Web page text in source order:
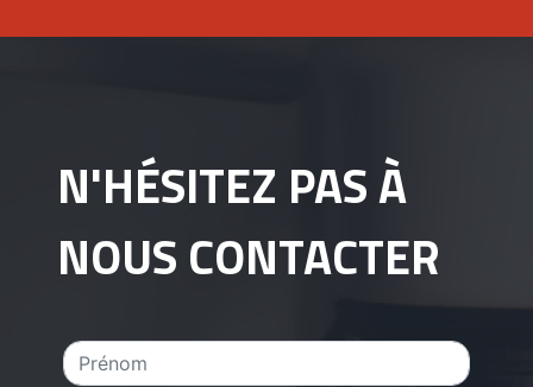
N'HÉSITEZ PAS À
NOUS CONTACTER